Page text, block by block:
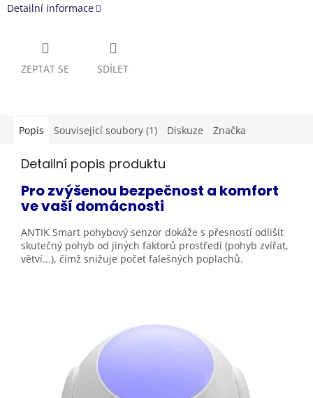
Detailní informace
ZEPTAT SE SDÍLET
Popis Související soubory (1) Diskuze Značka
Detailní popis produktu
Pro zvýšenou bezpečnost a komfort
ve vaší domácnosti
ANTIK Smart pohybový senzor dokáže s přesností odlišit
skutečný pohyb od jiných faktorů prostředí (pohyb zvířat,
větví...), čímž snižuje počet falešných poplachů.